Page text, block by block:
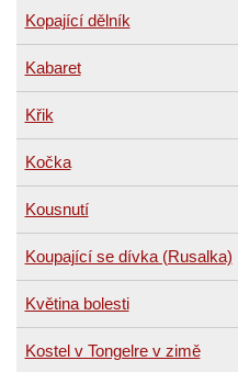
Kopající dělník
Kabaret
Křik
Kočka
Kousnutí
Koupající se dívka (Rusalka)
Květina bolesti
Kostel v Tongelre v zimě